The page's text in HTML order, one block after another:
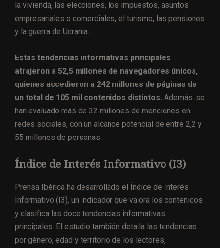
la vivienda, las elecciones, los impuestos, asuntos
empresariales o comerciales, el turismo, las pensiones
y la guerra de Ucrania.
Estas tendencias informativas principales
atrajeron a 52,5 millones de navegadores únicos,
quienes accedieron a 242 millones de páginas de
un total de 105 mil contenidos distintos. Además, se
han evaluado más de 32 millones de menciones en
redes sociales, con un alcance potencial de entre 2,2 y
55 millones de personas.
Índice de Interés Informativo (I3)
Prensa Ibérica ha desarrollado el Índice de Interés
Informativo (I3), un indicador que valora los contenidos
y clasifica las doce tendencias informativas
principales. El estudio también detalla las tendencias
por género, edad y territorio de los lectores,